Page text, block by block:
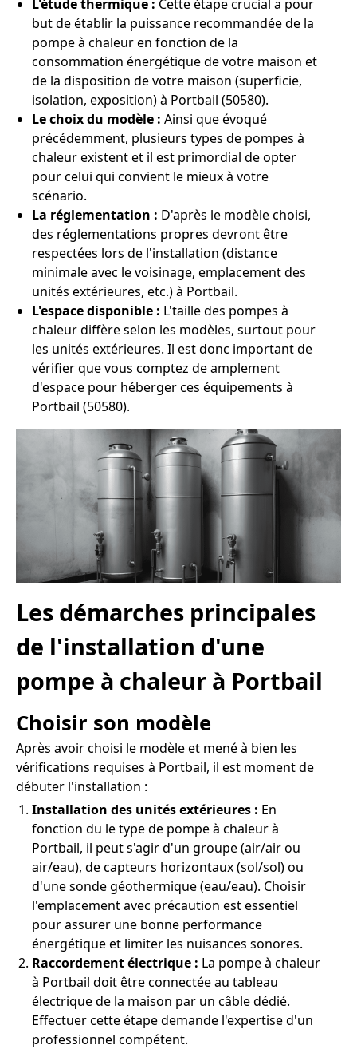
L'étude thermique : Cette étape crucial a pour
but de établir la puissance recommandée de la
pompe à chaleur en fonction de la
consommation énergétique de votre maison et
de la disposition de votre maison (superficie,
isolation, exposition) à Portbail (50580).
Le choix du modèle : Ainsi que évoqué
précédemment, plusieurs types de pompes à
chaleur existent et il est primordial de opter
pour celui qui convient le mieux à votre
scénario.
La réglementation : D'après le modèle choisi,
des réglementations propres devront être
respectées lors de l'installation (distance
minimale avec le voisinage, emplacement des
unités extérieures, etc.) à Portbail.
L'espace disponible : L'taille des pompes à
chaleur diffère selon les modèles, surtout pour
les unités extérieures. Il est donc important de
vérifier que vous comptez de amplement
d'espace pour héberger ces équipements à
Portbail (50580).
Les démarches principales
de l'installation d'une
pompe à chaleur à Portbail
Choisir son modèle
Après avoir choisi le modèle et mené à bien les
vérifications requises à Portbail, il est moment de
débuter l'installation :
Installation des unités extérieures : En
fonction du le type de pompe à chaleur à
Portbail, il peut s'agir d'un groupe (air/air ou
air/eau), de capteurs horizontaux (sol/sol) ou
d'une sonde géothermique (eau/eau). Choisir
l'emplacement avec précaution est essentiel
pour assurer une bonne performance
énergétique et limiter les nuisances sonores.
Raccordement électrique : La pompe à chaleur
à Portbail doit être connectée au tableau
électrique de la maison par un câble dédié.
Effectuer cette étape demande l'expertise d'un
professionnel compétent.